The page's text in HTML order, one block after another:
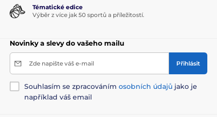
Tématické edice
Výběr z více jak 50 sportů a příležitostí.
Novinky a slevy do vašeho mailu
Zde napište váš e-mail Přihlásit
Souhlasím se zpracováním osobních údajů jako je
například váš email